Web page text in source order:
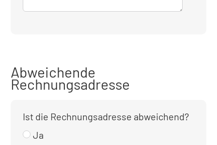
Abweichende
Rechnungsadresse
Ist die Rechnungsadresse abweichend?
Ja